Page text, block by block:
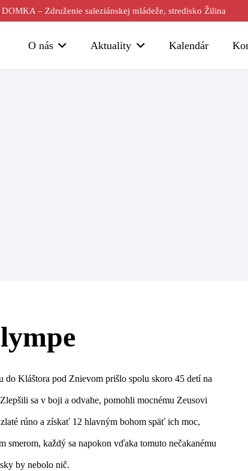
DOMKA – Združenie saleziánskej mládeže, stredisko Žilina
O nás Aktuality Kalendár
Kláštora pod Znievom prišlo spolu skoro 45 detí na
sa v boji a odvahe, pomohli mocnému Zeusovi
rúno a získať 12 hlavným bohom späť ich moc,
každý sa napokon vďaka tomuto nečakanému
by nebolo nič.